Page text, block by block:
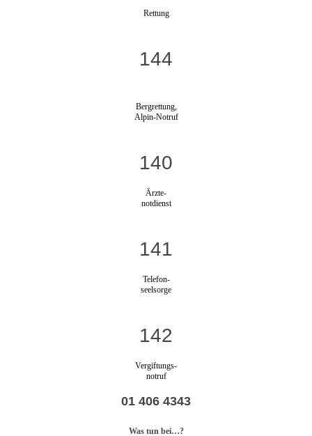
Rettung
144
Bergrettung,
Alpin-Notruf
140
Ärzte-
notdienst
141
Telefon-
seelsorge
142
Vergiftungs-
notruf
01 406 4343
Was tun bei…?